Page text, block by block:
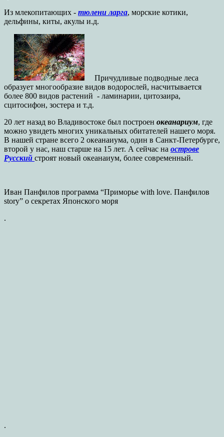
Из млекопитающих - тюлени ларга, морские котики,
дельфины, киты, акулы и.д.
Причудливые подводные леса
образует многообразие видов водорослей, насчитывается
более 800 видов растений - ламинарии, цитозаира,
сцитосифон, зостера и т.д.
20 лет назад во Владивостоке был построен океанариум, где
можно увидеть многих уникальных обитателей нашего моря.
В нашей стране всего 2 океанаиума, один в Санкт-Петербурге,
второй у нас, наш старше на 15 лет. А сейчас на острове
Русский строят новый океанаиум, более современный.
Иван Панфилов программа “Приморье with love. Панфилов
story” о секретах Японского моря
.
.